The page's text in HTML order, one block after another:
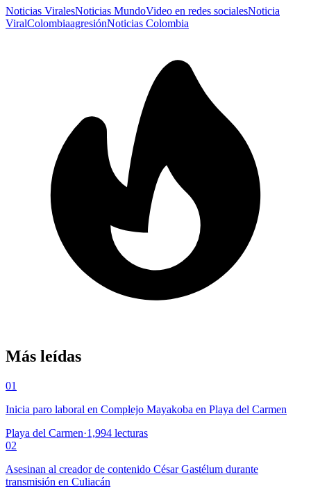
Noticias ViralesNoticias MundoVideo en redes socialesNoticia
ViralColombiaagresiónNoticias Colombia
Más leídas
01
Inicia paro laboral en Complejo Mayakoba en Playa del Carmen
Playa del Carmen·1,994 lecturas
02
Asesinan al creador de contenido César Gastélum durante
transmisión en Culiacán